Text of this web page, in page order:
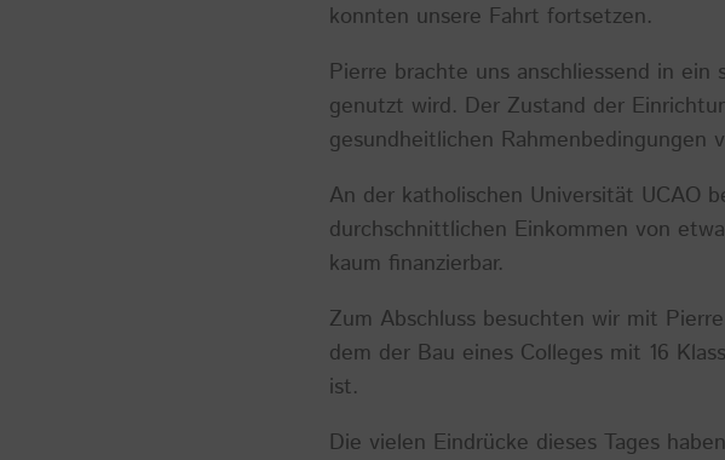
konnten unsere Fahrt fortsetzen.
Pierre brachte uns anschliessend in
genutzt wird. Der Zustand der
gesundheitlichen Rahmenbedingungen
An der katholischen Universität UCAO
durchschnittlichen Einkommen von
kaum finanzierbar.
Zum Abschluss besuchten wir mit
dem der Bau eines Colleges mit 16
ist.
Die vielen Eindrücke dieses Tages